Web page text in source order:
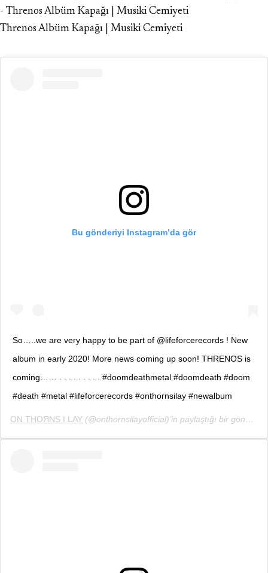
Threnos Albüm Kapağı | Musiki Cemiyeti
Bu gönderiyi Instagram’da gör
So…..we are very happy to be part of @lifeforcerecords ! New
album in early 2020! More news coming up soon! THRENOS is
coming…… . . . . . . . . . #doomdeathmetal #doomdeath #doom
#death #metal #lifeforcerecords #onthornsilay #newalbum
ON THOЯNS I LAY (@onthornsilayofficial)’in paylaştığı bir gönderi (